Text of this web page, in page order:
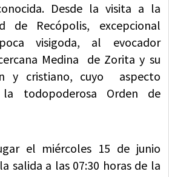
Desde la visita a la
de Recópolis, excepcional
visigoda, al evocador
Medina de Zorita y su
y cristiano, cuyo aspecto
todopoderosa Orden de
el miércoles 15 de junio
salida a las 07:30 horas de la